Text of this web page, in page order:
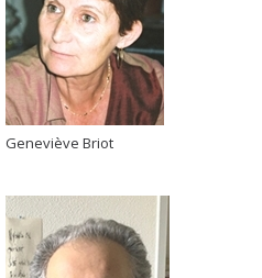
Geneviève Briot